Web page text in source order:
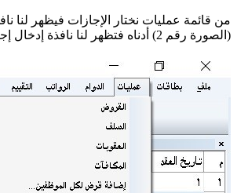
(الصورة رقم 2) أدناه فتظهر لنا نافذة إدخال إجازة جديدة (الصورة رقم 3) من الشكل التالي: